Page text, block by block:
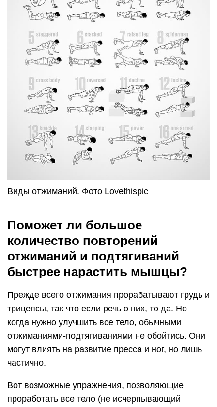
Виды отжиманий. Фото Lovethispic
Поможет ли большое
количество повторений
отжиманий и подтягиваний
быстрее нарастить мышцы?
Прежде всего отжимания прорабатывают грудь и
трицепсы, так что если речь о них, то да. Но
когда нужно улучшить все тело, обычными
отжиманиями-подтягиваниями не обойтись. Они
могут влиять на развитие пресса и ног, но лишь
частично.
Вот возможные упражнения, позволяющие
проработать все тело (не исчерпывающий